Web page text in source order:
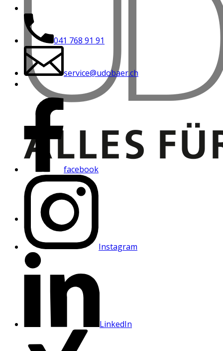
041 768 91 91
service@udobaer.ch
facebook
Instagram
LinkedIn